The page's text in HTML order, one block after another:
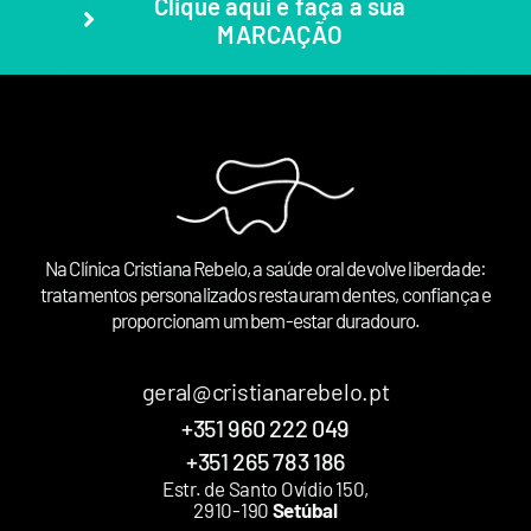
Clique aqui e faça a sua
MARCAÇÃO
Na Clínica Cristiana Rebelo, a saúde oral devolve liberdade:
tratamentos personalizados restauram dentes, confiança e
proporcionam um bem-estar duradouro.
geral@cristianarebelo.pt
+351 960 222 049
+351 265 783 186
Estr. de Santo Ovídio 150,
2910-190 Setúbal